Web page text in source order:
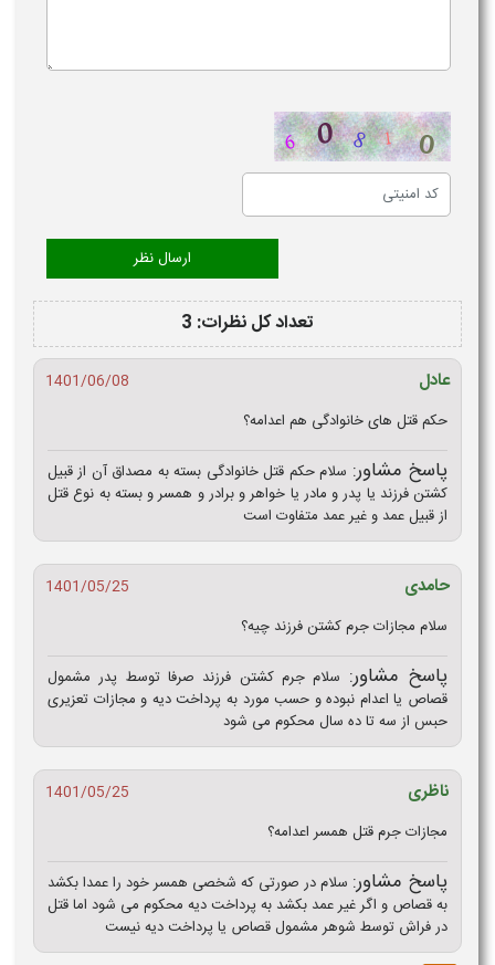
تعداد کل نظرات: 3
عادل
1401/06/08
حکم قتل های خانوادگی هم اعدامه؟
پاسخ مشاور: سلام حکم قتل خانوادگی بسته به مصداق آن از قبیل
کشتن فرزند یا پدر و مادر یا خواهر و برادر و همسر و بسته به نوع قتل
از قبیل عمد و غیر عمد متفاوت است
حامدی
1401/05/25
سلام مجازات جرم کشتن فرزند چیه؟
پاسخ مشاور: سلام جرم کشتن فرزند صرفا توسط پدر مشمول
قصاص یا اعدام نبوده و حسب مورد به پرداخت دیه و مجازات تعزیری
حبس از سه تا ده سال محکوم می شود
ناظری
1401/05/25
مجازات جرم قتل همسر اعدامه؟
پاسخ مشاور: سلام در صورتی که شخصی همسر خود را عمدا بکشد
به قصاص و اگر غیر عمد بکشد به پرداخت دیه محکوم می شود اما قتل
در فراش توسط شوهر مشمول قصاص یا پرداخت دیه نیست